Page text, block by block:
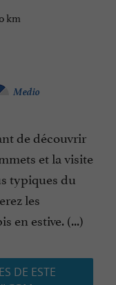
km
Medio
de découvrir
et la visite
typiques du
les
en estive. (...)
DE ESTE